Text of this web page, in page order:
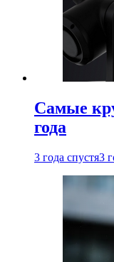
Самые
года
3 года спустя3